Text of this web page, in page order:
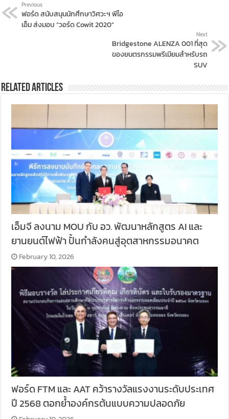
Previous
ฟอร์ด สนับสนุนนักศึกษาวิศวะฯ พีไอ
เอ็ม ส่งมอบ “วอร์ด Cowit 2020”
Next
Bridgestone ALENZA 001 ที่สุด
ของยนตรกรรมพรีเมียมสำหรับรถ
SUV
Related Articles
เอ็มจี ลงนาม MOU กับ อว. พัฒนาหลักสูตร AI และ
ยานยนต์ไฟฟ้า ปั้นกำลังคนสู่อุตสาหกรรมอนาคต
February 10, 2026
ฟอร์ด FTM และ AAT คว้ารางวัลแรงงานระดับประเทศ
ปี 2568 ตอกย้ำองค์กรต้นแบบความปลอดภัย